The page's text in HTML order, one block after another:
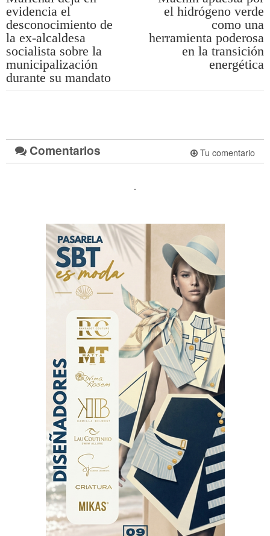
evidencia el
desconocimiento de
la ex-alcaldesa
socialista sobre la
municipalización
durante su mandato
el hidrógeno verde
como una
herramienta poderosa
en la transición
energética
Comentarios Tu comentario
.